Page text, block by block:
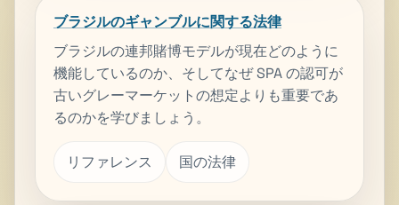
ブラジルのギャンブルに関する法律
ブラジルの連邦賭博モデルが現在どのように
機能しているのか、そしてなぜ SPA の認可が
古いグレーマーケットの想定よりも重要であ
るのかを学びましょう。
リファレンス 国の法律